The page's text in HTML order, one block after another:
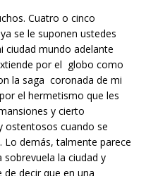
Cuatro o cinco
se le suponen ustedes
ciudad mundo adelante
por el globo como
la saga coronada de mi
el hermetismo que les
y cierto
ostentosos cuando se
Lo demás, talmente parece
la ciudad y
de decir que en una